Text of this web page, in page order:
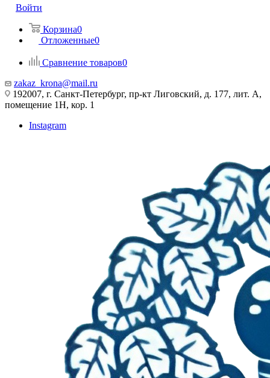
Войти
Корзина0
Отложенные0
Сравнение товаров0
zakaz_krona@mail.ru
192007, г. Санкт-Петербург, пр-кт Лиговский, д. 177, лит. А,
помещение 1Н, кор. 1
Instagram